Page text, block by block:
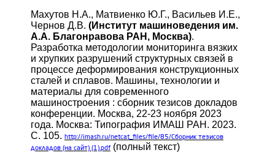
Махутов Н.А., Матвиенко Ю.Г., Васильев И.Е.,
Чернов Д.В. (Институт машиноведения им.
А.А. Благонравова РАН, Москва).
Разработка методологии мониторинга вязких
и хрупких разрушений структурных связей в
процессе деформирования конструкционных
сталей и сплавов. Машины, технологии и
материалы для современного
машиностроения : сборник тезисов докладов
конференции. Москва, 22-23 ноября 2023
года. Москва: Типография ИМАШ РАН. 2023.
С. 105. http://imash.ru/netcat_files/file/85/Сборник тезисов
докладов (на сайт) (1).pdf (полный текст)